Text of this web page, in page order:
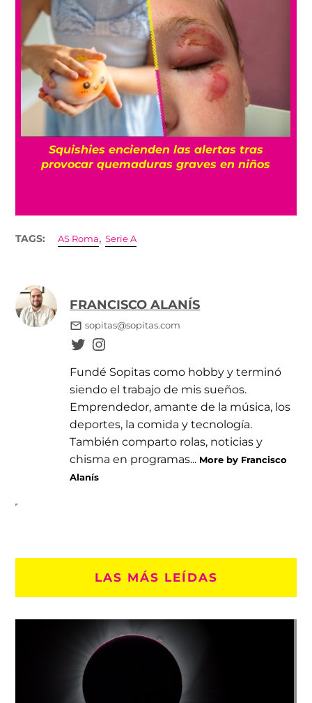
Squishies encienden las alertas tras
provocar quemaduras graves en niños
TAGS: AS Roma,Serie A
FRANCISCO ALANÍS
sopitas@sopitas.com
Fundé Sopitas como hobby y terminó
siendo el trabajo de mis sueños.
Emprendedor, amante de la música, los
deportes, la comida y tecnología.
También comparto rolas, noticias y
chisma en programas... More by Francisco
Alanís
LAS MÁS LEÍDAS